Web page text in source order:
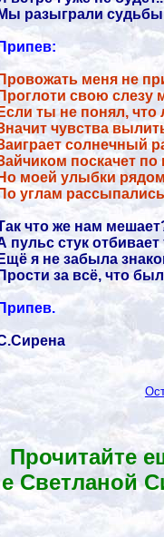
Мы разыграли
Провожать меня не
Проглоти свою слезу
Если ты не понял,
чувства
солнечный
поскачет по
моей улыбки рядом
углам
что же нам
пульс стук
Ещё я не забыла
Прости за всё, что
Припев.
Прочитайте
Светланой